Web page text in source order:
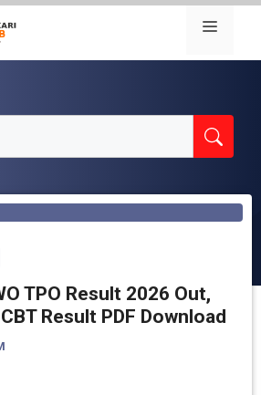
Menu
TPO Result 2026 Out,
Result PDF Download